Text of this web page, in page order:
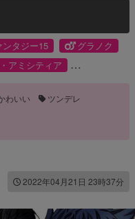
タジー15
グラノク
アミシティア
わいい
ツンデレ
2022年04月21日 23時37分